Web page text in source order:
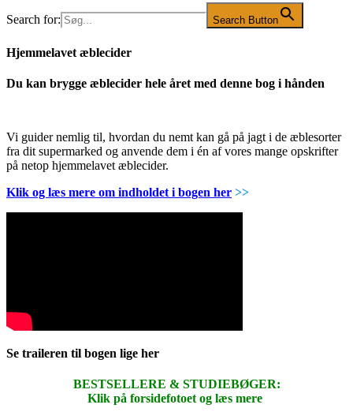
Search for: Search Button
Hjemmelavet æblecider
Du kan brygge æblecider hele året med denne bog i hånden
Vi guider nemlig til, hvordan du nemt kan gå på jagt i de æblesorter
fra dit supermarked og anvende dem i én af vores mange opskrifter
på netop hjemmelavet æblecider.
Klik og læs mere om indholdet i bogen her >>
Se traileren til bogen lige her
BESTSELLERE & STUDIEBØGER:
Klik på forsidefotoet og læs mere